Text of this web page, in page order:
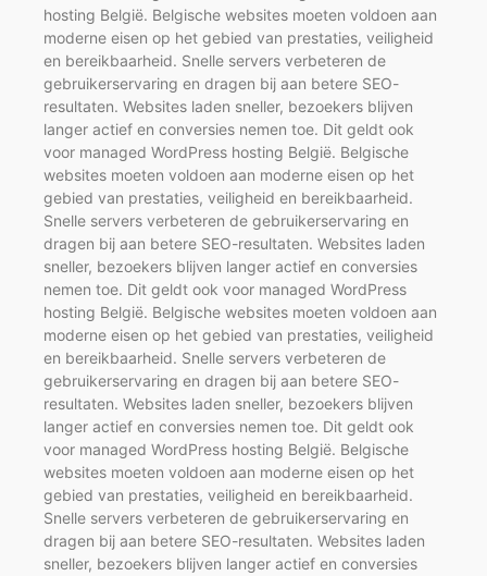
hosting België. Belgische websites moeten voldoen aan
moderne eisen op het gebied van prestaties, veiligheid
en bereikbaarheid. Snelle servers verbeteren de
gebruikerservaring en dragen bij aan betere SEO-
resultaten. Websites laden sneller, bezoekers blijven
langer actief en conversies nemen toe. Dit geldt ook
voor managed WordPress hosting België. Belgische
websites moeten voldoen aan moderne eisen op het
gebied van prestaties, veiligheid en bereikbaarheid.
Snelle servers verbeteren de gebruikerservaring en
dragen bij aan betere SEO-resultaten. Websites laden
sneller, bezoekers blijven langer actief en conversies
nemen toe. Dit geldt ook voor managed WordPress
hosting België. Belgische websites moeten voldoen aan
moderne eisen op het gebied van prestaties, veiligheid
en bereikbaarheid. Snelle servers verbeteren de
gebruikerservaring en dragen bij aan betere SEO-
resultaten. Websites laden sneller, bezoekers blijven
langer actief en conversies nemen toe. Dit geldt ook
voor managed WordPress hosting België. Belgische
websites moeten voldoen aan moderne eisen op het
gebied van prestaties, veiligheid en bereikbaarheid.
Snelle servers verbeteren de gebruikerservaring en
dragen bij aan betere SEO-resultaten. Websites laden
sneller, bezoekers blijven langer actief en conversies